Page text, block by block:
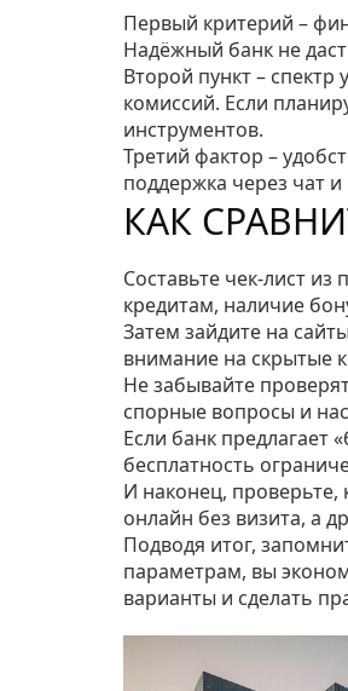
Первый критерий –
Надёжный банк не
Второй пункт –
комиссий. Если
инструментов.
Третий фактор –
поддержка через чат
КАК
Составьте чек‑лист
кредитам, наличие
Затем зайдите на
внимание на скрытые
Не забывайте
спорные вопросы и
Если банк предлагает
бесплатность
И наконец, проверьте,
онлайн без визита, а
Подводя итог,
параметрам, вы
варианты и сделать